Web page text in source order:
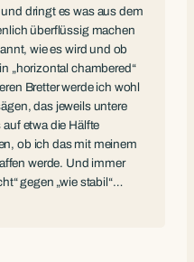
dringt es was aus dem
überflüssig machen
wie es wird und ob
„horizontal chambered“
Bretter werde ich wohl
das jeweils untere
etwa die Hälfte
ob ich das mit meinem
werde. Und immer
gegen „wie stabil“…